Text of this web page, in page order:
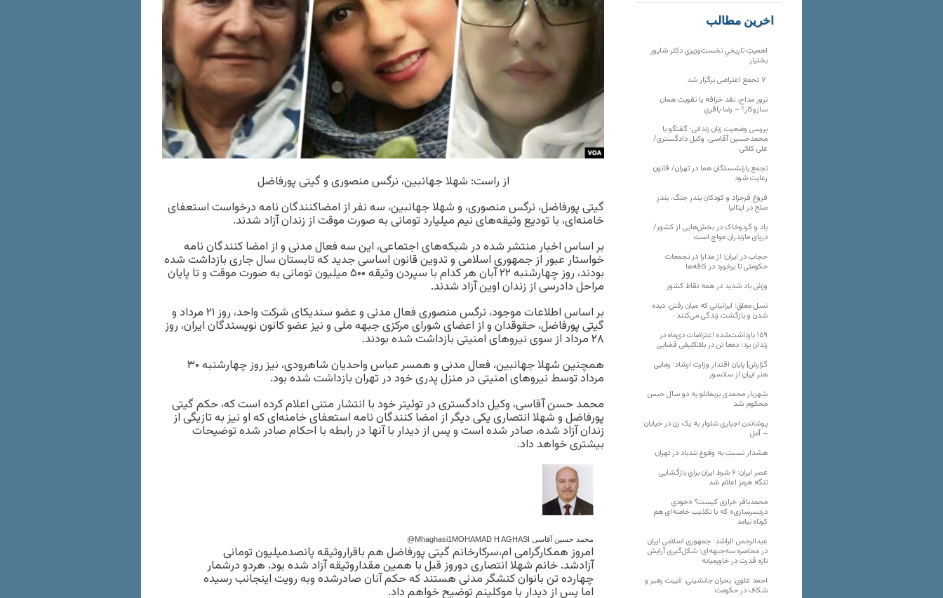
از راست: شهلا جهانبین، نرگس منصوری و گیتی پورفاضل
گیتی پورفاضل، نرگس منصوری، و شهلا جهانبین، سه نفر از امضاکنندگان نامه درخواست استعفای
خامنه‌ای، با تودیع وثیقه‌های نیم میلیارد تومانی به صورت موقت از زندان آزاد شدند.
بر اساس اخبار منتشر شده در شبکه‌های اجتماعی، این سه فعال مدنی و از امضا کنندگان نامه
خواستار عبور از جمهوری اسلامی و تدوین قانون اساسی جدید که تابستان سال جاری بازداشت شده
بودند، روز چهارشنبه ۲۲ آبان هر کدام با سپردن وثیقه ۵۰۰ میلیون تومانی به صورت موقت و تا پایان
مراحل دادرسی از زندان اوین آزاد شدند.
بر اساس اطلاعات موجود، نرگس منصوری فعال مدنی و عضو سندیکای شرکت واحد، روز ۲۱ مرداد و
گیتی پورفاضل، حقوقدان و از اعضای شورای مرکزی جبهه ملی و نیز عضو کانون نویسندگان ایران، روز
۲۸ مرداد از سوی نیروهای امنیتی بازداشت شده بودند.
همچنین شهلا جهانبین، فعال مدنی و همسر عباس واحدیان شاهرودی، نیز روز چهارشنبه ۳۰
مرداد توسط نیروهای امنیتی در منزل پدری خود در تهران بازداشت شده بود.
محمد حسن آقاسی، وکیل دادگستری در توئیتر خود با انتشار متنی اعلام کرده است که، حکم گیتی
پورفاضل و شهلا انتصاری یکی دیگر از امضا کنندگان نامه استعفای خامنه‌ای که او نیز به تازیگی از
زندان آزاد شده، صادر شده است و پس از دیدار با آنها در رابطه با احکام صادر شده توضیحات
بیشتری خواهد داد.
محمد حسین آقاسی MOHAMAD H AGHASI @Mhaghasi1
امروز همکارگرامی ام،سرکارخانم گیتی پورفاضل هم باقراروثیقه پانصدمیلیون تومانی
آزادشد. خانم شهلا انتصاری دوروز قبل با همین مقداروثیقه آزاد شده بود. هردو درشمار
چهارده تن بانوان کنشگر مدنی هستند که حکم آنان صادرشده وبه رویت اینجانب رسیده
اما پس از دیدار با موکلینم توضیح خواهم داد.
آخرین مطالب
اهمیتِ تاریخیِ نخست‌وزیریِ دکتر شاپور
بختیار
ترور مداح، نقد خرافه یا تقویت همان
سازوکار؟ – رضا باقری
بررسی وضعیت زنان زندانی؛ گفتگو با
محمدحسین آقاسی، وکیل دادگستری/
علی کلائی
تجمع بازنشستگان هما در تهران/ قانون
رعایت شود
فروغ فرخزاد و کودکانِ بندرِ جنگ، بندرِ
صلح در ایتالیا
باد و گردوخاک در بخش‌هایی از کشور/
دریای مازندران مواج است
حجاب در ایران؛ از مدارا در تجمعات
حکومتی تا برخورد در کافه‌ها
وزش باد شدید در همه نقاط کشور
نسل معلق؛ ایرانیانی که میان رفتن، دیده
شدن و بازگشت زندگی می‌کنند
۱۵۹ بازداشت‌شده اعتراضات دی‌ماه در
زندان یزد؛ ده‌ها تن در بلاتکلیفی قضایی
گزارش| پایان اقتدار وزارت ارشاد؛ رهایی
هنر ایران از سانسور
شهریار محمدی بریمانلو به دو سال حبس
محکوم شد
پوشاندن اجباری شلوار به یک زن در خیابان
– آمل
هشدار نسبت به وفوع تندباد در تهران
عصر ایران: ۶ شرط ایران برای بازگشایی
تنگه هرمز اعلام شد
محمدباقر خرازی کیست؟ «خودیِ
دردسرسازی» که با تکذیب خامنه‌ای هم
کوتاه نیامد
عبدالرحمن الراشد: جمهوری اسلامی ایران
در محاصره سه‌جبهه‌ای؛ شکل‌گیری آرایش
تازه قدرت در خاورمیانه
احمد علوی: بحران جانشینی، غیبت رهبر و
شکاف در حکومت